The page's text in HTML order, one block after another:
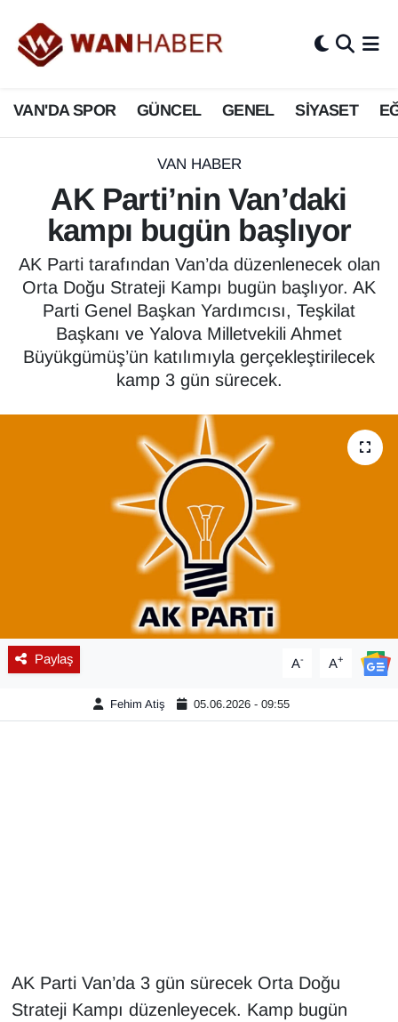
VAN'DA SPOR GÜNCEL GENEL SİYASET
VAN HABER
AK Parti’nin Van’daki
kampı bugün başlıyor
AK Parti tarafından Van’da düzenlenecek olan
Orta Doğu Strateji Kampı bugün başlıyor. AK
Parti Genel Başkan Yardımcısı, Teşkilat
Başkanı ve Yalova Milletvekili Ahmet
Büyükgümüş’ün katılımıyla gerçekleştirilecek
kamp 3 gün sürecek.
Paylaş A- A+
Fehim Atiş 05.06.2026 - 09:55
AK Parti Van’da 3 gün sürecek Orta Doğu
Strateji Kampı düzenleyecek. Kamp bugün
3.SAYFA
ASAYİŞ
BİLİM VE TEKNOLOJİ
Biyografi
Bölge Haberleri
ÇEVRE
Deprem
Dernekler, Odalar
Emlak
En çok konuşulanlar
İngilizce
Van Nöbetçi Eczaneler
Van Hava Durumu
Van Namaz Vakitleri
Van Trafik Yoğunluk Haritası
Süper Lig Puan Durumu ve Fikstür
Tüm Manşetler
Son Dakika Haberleri
Haber Arşivi